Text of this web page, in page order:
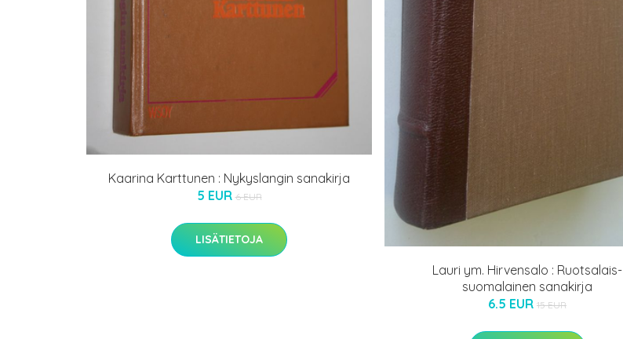
Kaarina Karttunen : Nykyslangin sanakirja
5 EUR 6 EUR
LISÄTIETOJA
Lauri ym. Hirvensalo : Ruotsalais-
suomalainen sanakirja
6.5 EUR 15 EUR